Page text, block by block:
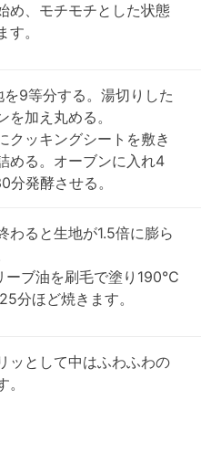
め、モチモチとした状態
す。
を9等分する。湯切りした
を加え丸める。
クッキングシートを敷き
める。オーブンに入れ4
発酵させる。
わると生地が1.5倍に膨ら
ーブ油を刷毛で塗り190℃
分ほど焼きます。
ッとして中はふわふわの